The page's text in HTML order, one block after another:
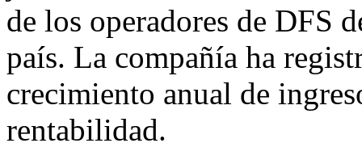
de los operadores de DFS
país. La compañía ha
crecimiento anual de
rentabilidad.